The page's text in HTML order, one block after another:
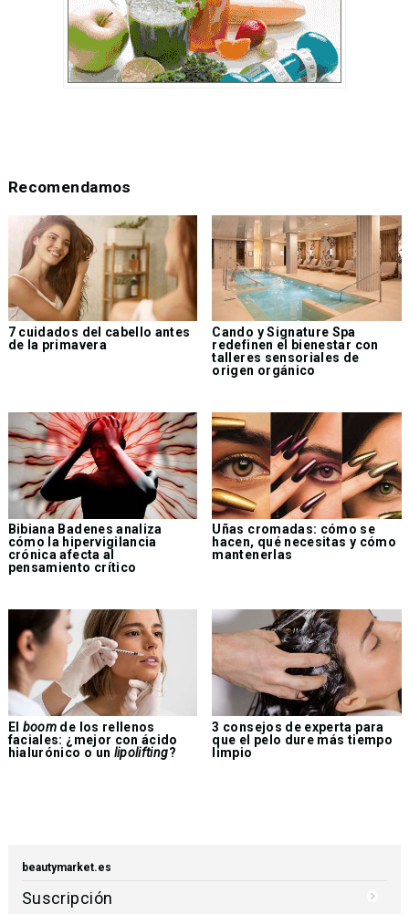
Recomendamos
7 cuidados del cabello antes
de la primavera
Cando y Signature Spa
redefinen el bienestar con
talleres sensoriales de
origen orgánico
Bibiana Badenes analiza
cómo la hipervigilancia
crónica afecta al
pensamiento crítico
Uñas cromadas: cómo se
hacen, qué necesitas y cómo
mantenerlas
El boom de los rellenos
faciales: ¿mejor con ácido
hialurónico o un lipolifting?
3 consejos de experta para
que el pelo dure más tiempo
limpio
beautymarket.es
Suscripción